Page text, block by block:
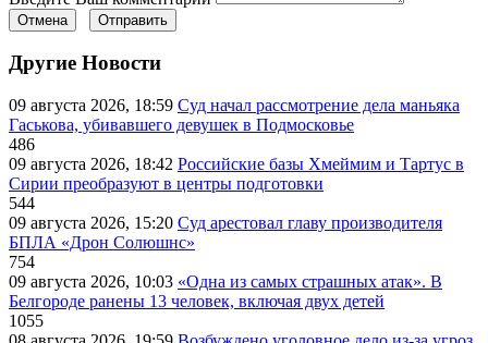
Отмена Отправить
Другие Новости
09 августа 2026, 18:59 Суд начал рассмотрение дела маньяка
Гаськова, убивавшего девушек в Подмосковье
486
09 августа 2026, 18:42 Российские базы Хмеймим и Тартус в
Сирии преобразуют в центры подготовки
544
09 августа 2026, 15:20 Суд арестовал главу производителя
БПЛА «Дрон Солюшнс»
754
09 августа 2026, 10:03 «Одна из самых страшных атак». В
Белгороде ранены 13 человек, включая двух детей
1055